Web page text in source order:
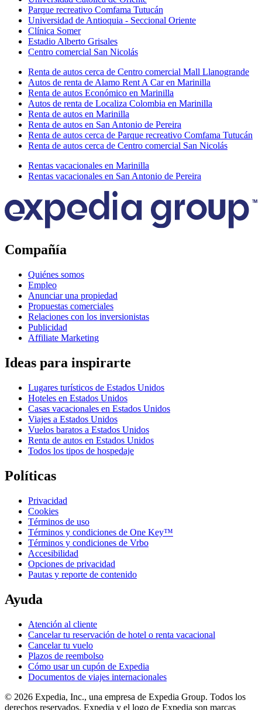
Parque recreativo Comfama Tutucán
Universidad de Antioquia - Seccional Oriente
Clínica Somer
Estadio Alberto Grisales
Centro comercial San Nicolás
Renta de autos cerca de Centro comercial Mall Llanogrande
Autos de renta de Alamo Rent A Car en Marinilla
Renta de autos Económico en Marinilla
Autos de renta de Localiza Colombia en Marinilla
Renta de autos en Marinilla
Renta de autos en San Antonio de Pereira
Renta de autos cerca de Parque recreativo Comfama Tutucán
Renta de autos cerca de Centro comercial San Nicolás
Rentas vacacionales en Marinilla
Rentas vacacionales en San Antonio de Pereira
Compañía
Quiénes somos
Empleo
Anunciar una propiedad
Propuestas comerciales
Relaciones con los inversionistas
Publicidad
Affiliate Marketing
Ideas para inspirarte
Lugares turísticos de Estados Unidos
Hoteles en Estados Unidos
Casas vacacionales en Estados Unidos
Viajes a Estados Unidos
Vuelos baratos a Estados Unidos
Renta de autos en Estados Unidos
Todos los tipos de hospedaje
Políticas
Privacidad
Cookies
Términos de uso
Términos y condiciones de One Key™
Términos y condiciones de Vrbo
Accesibilidad
Opciones de privacidad
Pautas y reporte de contenido
Ayuda
Atención al cliente
Cancelar tu reservación de hotel o renta vacacional
Cancelar tu vuelo
Plazos de reembolso
Cómo usar un cupón de Expedia
Documentos de viajes internacionales
© 2026 Expedia, Inc., una empresa de Expedia Group. Todos los
derechos reservados. Expedia y el logo de Expedia son marcas